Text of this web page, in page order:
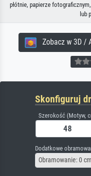
płótnie, papierze
lub
Zobacz w 3D /
Skonfiguruj
Szerokość (Motyw,
Dodatkowe
Obramowanie: 0 cm